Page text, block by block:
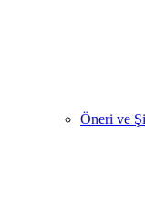
Öneri ve